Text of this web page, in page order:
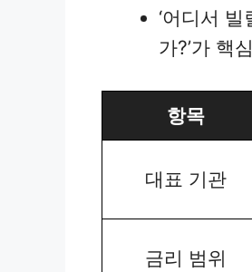
‘어디서
가?’가 핵심
항목
대표 기관
금리 범위